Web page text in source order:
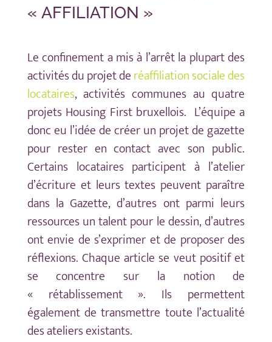
« AFFILIATION »
Le confinement a mis à l’arrêt la plupart des
activités du projet deréaffiliation sociale des
locataires,activités communes au quatre
projets Housing First bruxellois. L’équipe a
donc eu l’idée de créer un projet de gazette
pour rester en contact avec son public.
Certains locataires participent à l’atelier
d’écriture et leurs textes peuvent paraître
dans la Gazette, d’autres ont parmi leurs
ressources un talent pour le dessin, d’autres
ont envie de s’exprimer et de proposer des
réflexions.Chaque article se veut positif et
se concentre sur la notion de
« rétablissement ». Ils permettent
également de transmettre toute l’actualité
des ateliers existants.